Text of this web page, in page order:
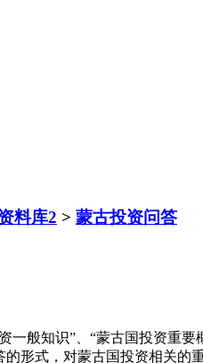
料库2 > 蒙古投资问答
般知识”、“蒙古国投资重要
形式，对蒙古国投资相关